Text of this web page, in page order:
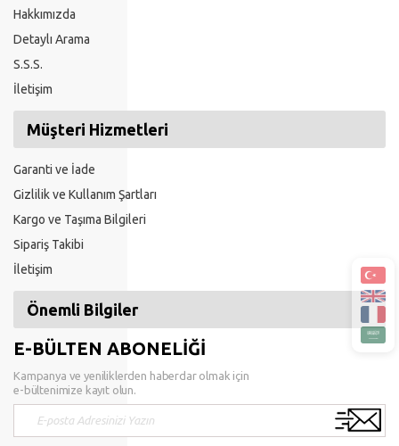
Hakkımızda
Detaylı Arama
S.S.S.
İletişim
Müşteri Hizmetleri
Garanti ve İade
Gizlilik ve Kullanım Şartları
Kargo ve Taşıma Bilgileri
Sipariş Takibi
İletişim
Önemli Bilgiler
E-BÜLTEN ABONELİĞİ
Kampanya ve yeniliklerden haberdar olmak için
e-bültenimize kayıt olun.